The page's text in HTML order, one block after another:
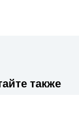
также